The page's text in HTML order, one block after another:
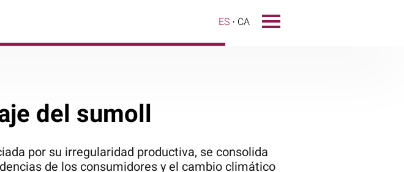
ES CA
del sumoll
por su irregularidad productiva, se consolida
de los consumidores y el cambio climático